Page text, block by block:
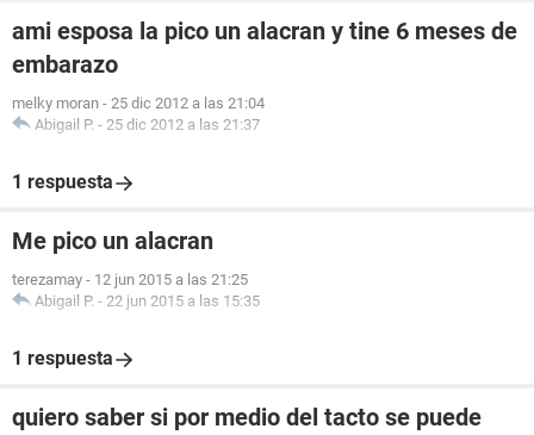
ami esposa la pico un alacran y tine 6 meses de
embarazo
melky moran - 25 dic 2012 a las 21:04
Abigail P. - 25 dic 2012 a las 21:37
1 respuesta
Me pico un alacran
terezamay - 12 jun 2015 a las 21:25
Abigail P. - 22 jun 2015 a las 15:35
1 respuesta
quiero saber si por medio del tacto se puede